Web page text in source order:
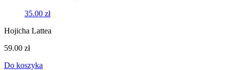
35.00 zł
Hojicha Lattea
59.00 zł
Do koszyka